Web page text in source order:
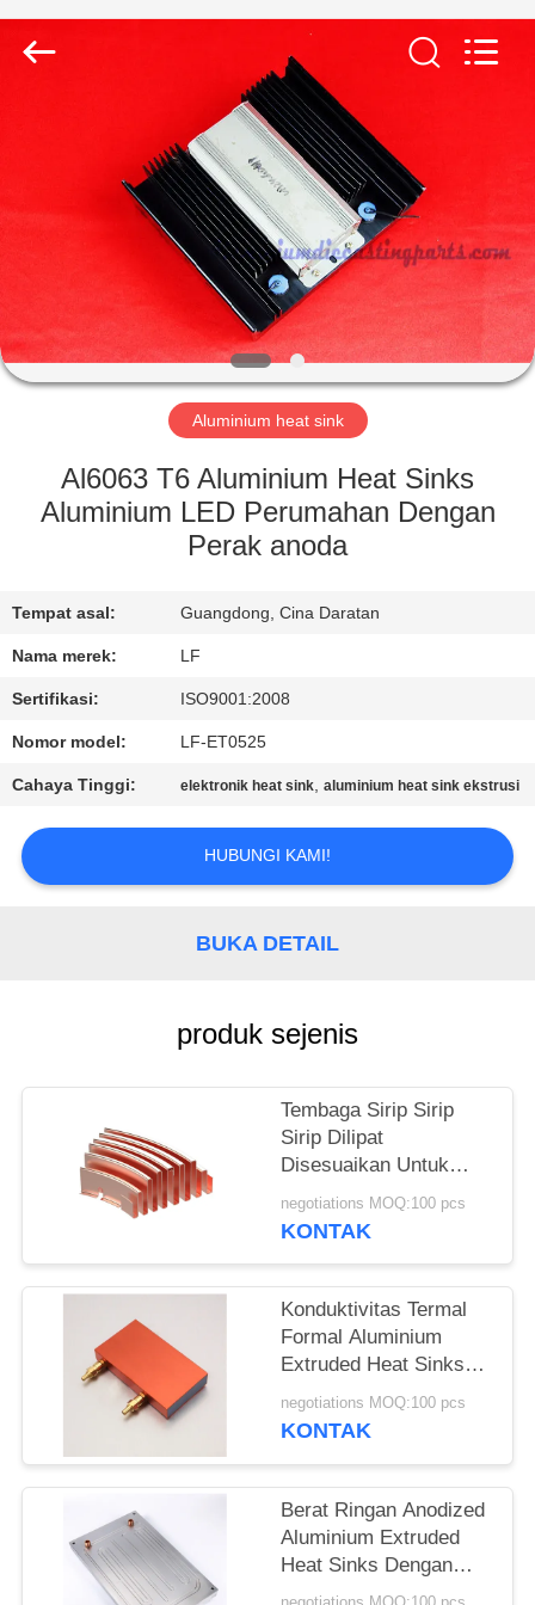
PRODUK
TENTANG
KAMI
TUR
PABRIK
KUALITAS
HUBUNGI
KAMI
KUTIPAN
LiFong(HK)
Co.,Limited.
Aluminium heat sink
Al6063 T6 Aluminium Heat Sinks
Aluminium LED Perumahan Dengan
Perak anoda
Tempat asal: Guangdong, Cina Daratan
Nama merek: LF
Sertifikasi: ISO9001:2008
Nomor model: LF-ET0525
Cahaya Tinggi: elektronik heat sink,aluminium heat sink ekstrusi
HUBUNGI KAMI!
BUKA DETAIL
produk sejenis
Tembaga Sirip Sirip
Sirip Dilipat
Disesuaikan Untuk
Berbagai Bentuk
negotiations MOQ:100 pcs
KONTAK
Konduktivitas Termal
Formal Aluminium
Extruded Heat Sinks
Dengan Black
Anodized Finish
negotiations MOQ:100 pcs
KONTAK
Berat Ringan Anodized
Aluminium Extruded
Heat Sinks Dengan
Ketahanan Korosi Yang